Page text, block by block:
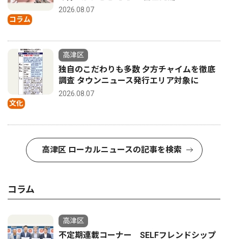
コラム
2026.08.07
文化
高津区
独自のこだわりも多数 夕方チャイムを徹底
調査 タウンニュース発行エリア対象に
2026.08.07
高津区 ローカルニュースの記事を検索
コラム
高津区
不定期連載コーナー SELFフレンドシップ